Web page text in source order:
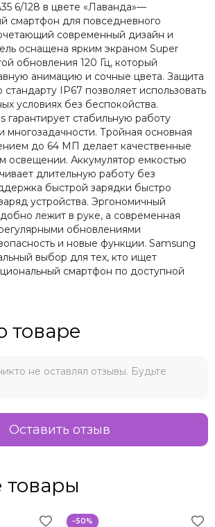
6/128 в цвете «Лаванда»—
смартфон для повседневного
современный дизайн и
оснащена ярким экраном Super
обновления 120 Гц, который
анимацию и сочные цвета. Защита
IP67 позволяет использовать
условиях без беспокойства.
гарантирует стабильную работу
многозадачности. Тройная основная
до 64 МП делает качественные
освещении. Аккумулятор емкостью
длительную работу без
быстрой зарядки быстро
устройства. Эргономичный
лежит в руке, а современная
обновлениями
и новые функции. Samsung
выбор для тех, кто ищет
смартфон по доступной
товаре
не оставлял отзывы. Будьте
Оставить отзыв
−50%